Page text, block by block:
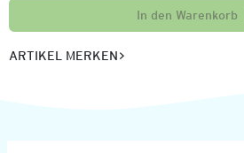
In den Warenkorb
ARTIKEL MERKEN